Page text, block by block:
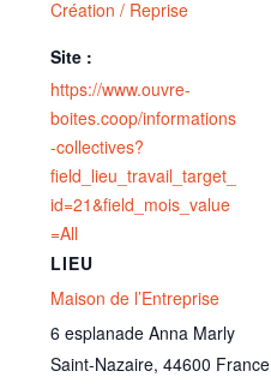
Création / Reprise
Site :
https://www.ouvre-
boites.coop/informations
-collectives?
field_lieu_travail_target_
id=21&field_mois_value
=All
LIEU
Maison de l’Entreprise
6 esplanade Anna Marly
Saint-Nazaire, 44600 France